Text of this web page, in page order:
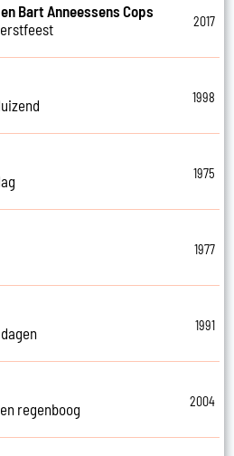
Bart Anneessens Cops
2017
1998
1975
1977
1991
regenboog
2004